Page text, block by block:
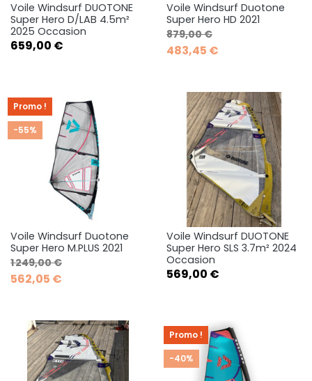
Voile Windsurf DUOTONE
Super Hero D/LAB 4.5m²
2025 Occasion
Prix
659,00 €
Voile Windsurf Duotone
Super Hero HD 2021
Prix de base
879,00 €Prix
483,45 €
Voile Windsurf Duotone
Super Hero M.PLUS 2021
Prix de base
1 249,00 €Prix
562,05 €
Promo !
-55%
Voile Windsurf DUOTONE
Super Hero SLS 3.7m² 2024
Occasion
Prix
569,00 €
Promo !
-40%